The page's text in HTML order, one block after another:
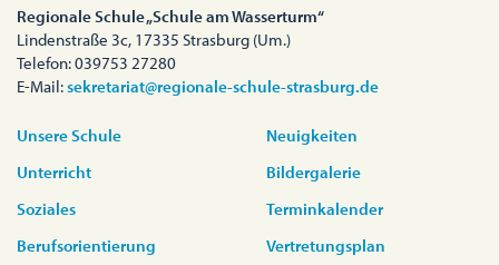
Unsere Schule
Unterricht
Soziales
Berufsorientierung
Neuigkeiten
Bildergalerie
Terminkalender
Vertretungsplan
Regionale Schule „Schule am Wasserturm“
Lindenstraße 3c, 17335 Strasburg (Um.)
Telefon: 039753 27280
E-Mail:sekretariat@regionale-schule-strasburg.de